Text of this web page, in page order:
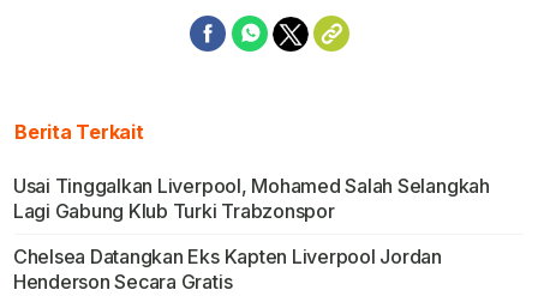
Berita Terkait
Usai Tinggalkan Liverpool, Mohamed Salah Selangkah
Lagi Gabung Klub Turki Trabzonspor
Chelsea Datangkan Eks Kapten Liverpool Jordan
Henderson Secara Gratis